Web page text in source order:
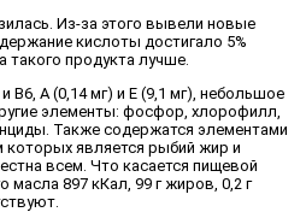
Из-за этого вывели новые
кислоты достигало 5%
продукта лучше.
В6, А (0,14 мг) и Е (9,1 мг), небольшое
элементы: фосфор, хлорофилл,
Также содержатся элементами
которых является рыбий жир и
всем. Что касается пищевой
масла 897 кКал, 99 г жиров, 0,2 г